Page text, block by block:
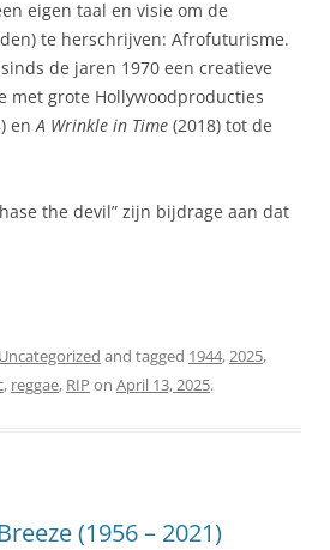
eigen taal en visie om de
te herschrijven: Afrofuturisme.
de jaren 1970 een creatieve
met grote Hollywoodproducties
en A Wrinkle in Time (2018) tot de
the devil” zijn bijdrage aan dat
Uncategorized and tagged 1944,2025,
, reggae, RIP on April 13, 2025.
(1956 – 2021)